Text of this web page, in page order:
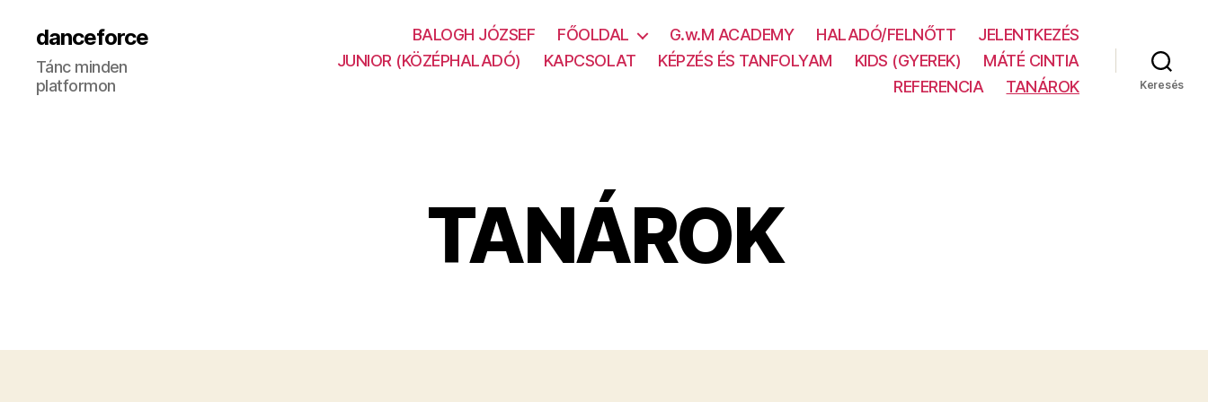
danceforce
Tánc minden
platformon
BALOGH JÓZSEF FŐOLDAL G.w.M ACADEMY HALADÓ/FELNŐTT
JELENTKEZÉS
JUNIOR (KÖZÉPHALADÓ)
KAPCSOLAT KÉPZÉS ÉS TANFOLYAM KIDS (GYEREK)
MÁTÉ CINTIA
REFERENCIA
TANÁROK Keresés
TANÁROK